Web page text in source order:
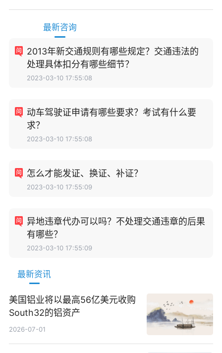
最新咨询
2013年新交通规则有哪些规定？交通违法的
处理具体扣分有哪些细节？
2023-03-10 17:55:08
动车驾驶证申请有哪些要求？考试有什么要
求？
2023-03-10 17:55:08
怎么才能发证、换证、补证？
2023-03-10 17:55:09
异地违章代办可以吗？不处理交通违章的后果
有哪些？
2023-03-10 17:55:09
最新资讯
美国铝业将以最高56亿美元收购
South32的铝资产
2026-07-01